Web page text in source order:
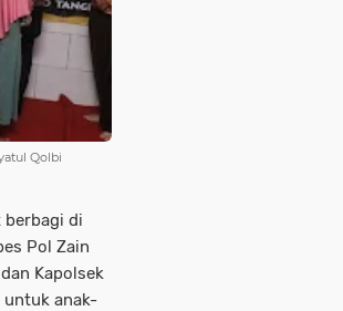
Qolbi
berbagi di
Pol Zain
Kapolsek
untuk anak-